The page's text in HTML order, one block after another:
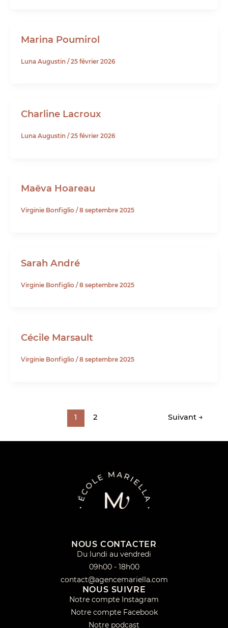
Marina Poumirol
Luna Augustin /25 février 2026
Charline Lacroux
Luna Augustin /25 février 2026
Maëva Hoareau
Virginie Bonfiglio / 8 septembre 2025
Sarah André
Virginie Bonfiglio /8 septembre 2025
Cécile Marsault
Virginie Bonfiglio /8 septembre 2025
1 2 Suivant →
NOUS CONTACTER
Du lundi au vendredi
09h00 - 18h00
contact@agencemariella.com
NOUS SUIVRE
Notre compte Instagram
Notre compte Facebook
Notre podcast